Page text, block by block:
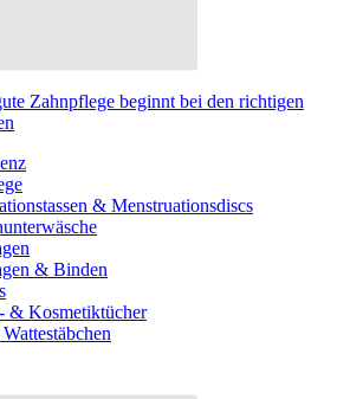
Zahnpflege beginnt bei den richtigen
& Menstruationsdiscs
& Binden
& Kosmetiktücher